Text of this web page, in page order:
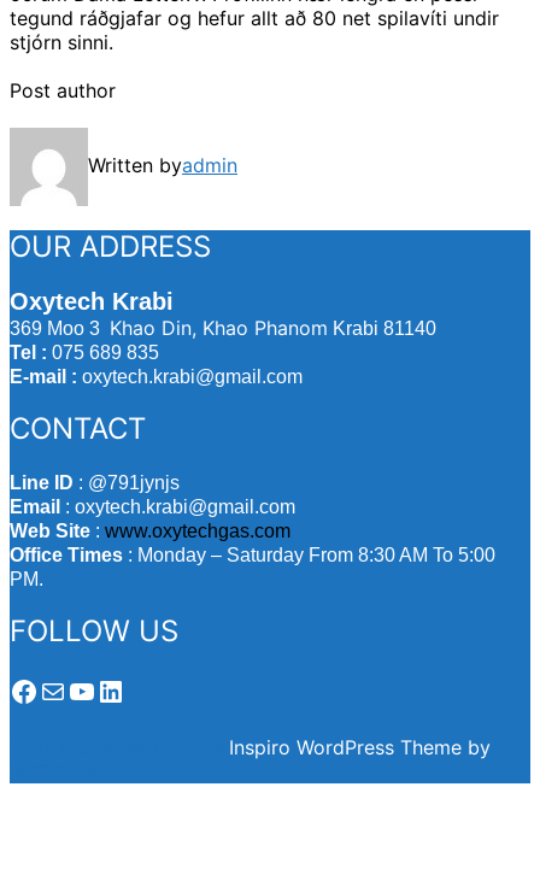
tegund ráðgjafar og hefur allt að 80 net spilavíti undir
stjórn sinni.
Post author
Written byadmin
OUR ADDRESS
Oxytech Krabi
369 Moo 3 Khao Din, Khao Phanom Krabi 81140
Tel : 075 689 835
E-mail : oxytech.krabi@gmail.com
CONTACT
Line ID : @791jynjs
Email : oxytech.krabi@gmail.com
Web Site : www.oxytechgas.com
Office Times : Monday – Saturday From 8:30 AM To 5:00
PM.
FOLLOW US
Facebook
MailYouTube
LinkedIn
Inspiro WordPress Theme by